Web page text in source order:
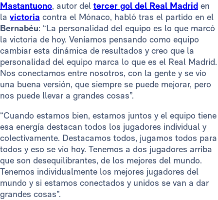
Mastantuono, autor del tercer gol del Real Madrid en
la victoria contra el Mónaco, habló tras el partido en el
Bernabéu: “La personalidad del equipo es lo que marcó
la victoria de hoy. Veníamos pensando como equipo
cambiar esta dinámica de resultados y creo que la
personalidad del equipo marca lo que es el Real Madrid.
Nos conectamos entre nosotros, con la gente y se vio
una buena versión, que siempre se puede mejorar, pero
nos puede llevar a grandes cosas”.
“Cuando estamos bien, estamos juntos y el equipo tiene
esa energía destacan todos los jugadores individual y
colectivamente. Destacamos todos, jugamos todos para
todos y eso se vio hoy. Tenemos a dos jugadores arriba
que son desequilibrantes, de los mejores del mundo.
Tenemos individualmente los mejores jugadores del
mundo y si estamos conectados y unidos se van a dar
grandes cosas”.